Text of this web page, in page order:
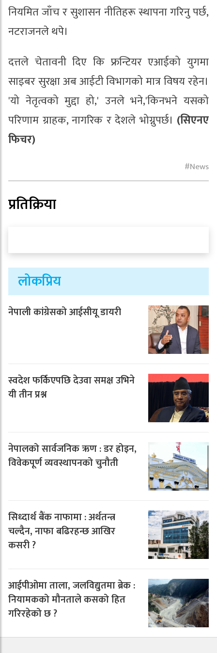
नियमित जाँच र सुशासन नीतिहरू स्थापना गरिनु पर्छ,
नटराजनले थपे।
दत्तले चेतावनी दिए कि फ्रन्टियर एआईको युगमा
साइबर सुरक्षा अब आईटी विभागको मात्र विषय रहेन।
'यो नेतृत्वको मुद्दा हो,' उनले भने,'किनभने यसको
परिणाम ग्राहक, नागरिक र देशले भोग्नुपर्छ। (सिएनए
फिचर)
News
प्रतिक्रिया
लोकप्रिय
नेपाली कांग्रेसको आईसीयू डायरी
स्वदेश फर्किएपछि देउवा समक्ष उभिने
यी तीन प्रश्न
नेपालको सार्वजनिक ऋण : डर होइन,
विवेकपूर्ण व्यवस्थापनको चुनौती
सिध्दार्थ बैंक नाफामा : अर्थतन्त्र
चल्दैन, नाफा बढिरहन्छ आखिर
कसरी ?
आईपीओमा ताला, जलविद्युतमा ब्रेक :
नियामकको मौनताले कसको हित
गरिरहेको छ ?